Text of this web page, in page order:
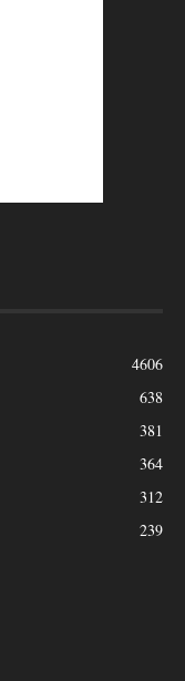
4606
638
381
364
312
239